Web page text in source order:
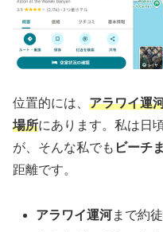
位置的には、 アラワイ運
場所にあります。私は日
が、そんな私でも ビーチ
距離です。
アラワイ運河まで約